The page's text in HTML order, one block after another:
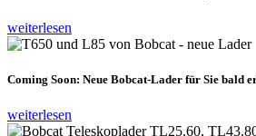
weiterlesen
Coming Soon: Neue Bobcat-Lader für Sie bald
weiterlesen